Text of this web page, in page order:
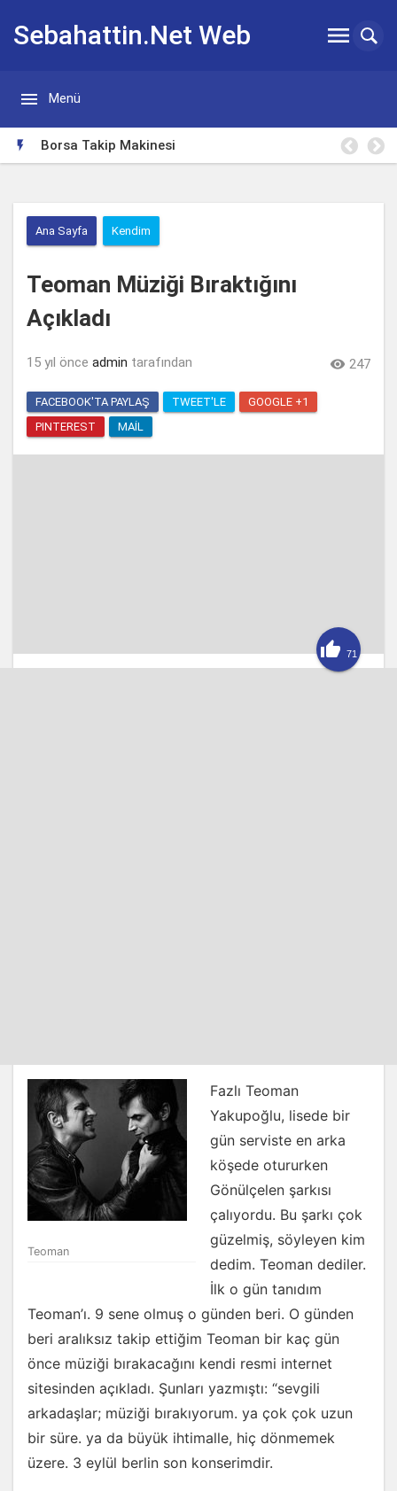
Sebahattin.Net Web
Günlügü

 Menü
 Borsa Takip Makinesi
Ana Sayfa Kendim
Teoman Müziği Bıraktığını
Açıkladı
15 yıl önce admin tarafından  247
FACEBOOK'TA PAYLAŞ TWEET'LE
GOOGLE +1
PINTEREST
MAIL
 71
Teoman
Fazlı Teoman
Yakupoğlu, lisede bir
gün serviste en arka
köşede otururken
Gönülçelen şarkısı
çalıyordu. Bu şarkı çok
güzelmiş, söyleyen kim
dedim. Teoman dediler.
İlk o gün tanıdım
Teoman’ı. 9 sene olmuş o günden beri. O günden
beri aralıksız takip ettiğim Teoman bir kaç gün
önce müziği bırakacağını kendi resmi internet
sitesinden açıkladı. Şunları yazmıştı: “sevgili
arkadaşlar; müziği bırakıyorum. ya çok çok uzun
bir süre. ya da büyük ihtimalle, hiç dönmemek
üzere. 3 eylül berlin son konserimdir.